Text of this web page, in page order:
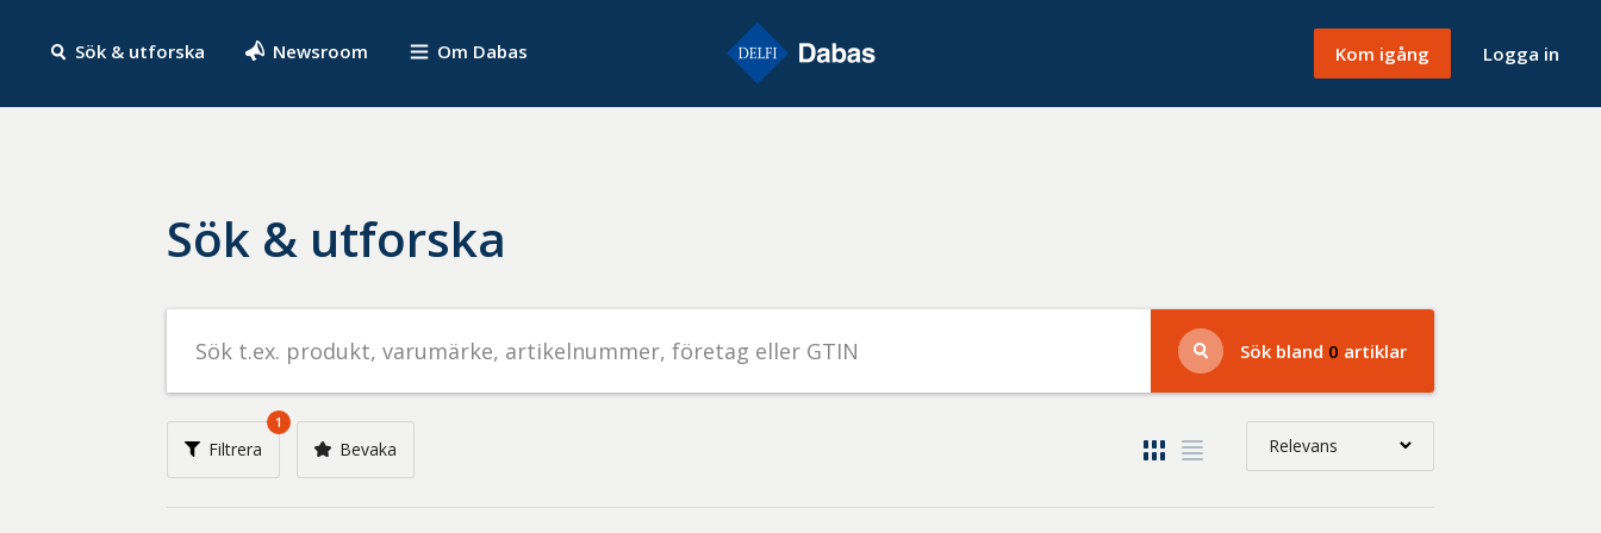
Sök & utforska Newsroom Om Dabas Kom igång Logga in
Sök & utforska
Sök
livsmedel
på
t.ex.
produkt,
varumärke,
Sök bland 0 artiklar
Filtrera
1
Bevaka Relevans